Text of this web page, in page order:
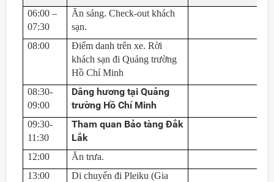
06:00 –
07:30
Ăn sáng. Check-out khách
sạn.
08:00
Điểm danh trên xe. Rời
khách sạn đi Quảng trường
Hồ Chí Minh
08:30-
09:00
Dâng hương tại Quảng
trường Hồ Chí Minh
09:30-
11:30
Tham quan Bảo tàng Đắk
Lắk
12:00
Ăn trưa.
13:00
Di chuyển đi Pleiku (Gia